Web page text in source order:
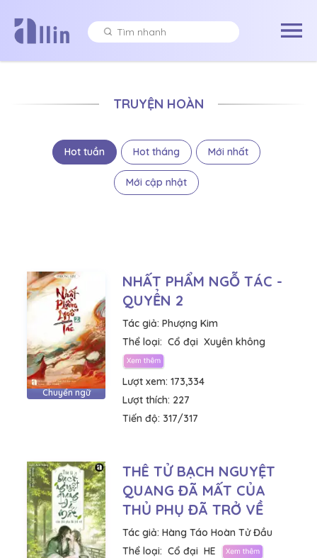
TRUYỆN HOÀN
Hot tuần Hot tháng Mới nhất
Mới cập nhật
Chuyển ngữ
NHẤT PHẨM NGỖ TÁC -
QUYỂN 2
Tác giả: Phượng Kim
Thể loại: Cổ đại Xuyên không
Lượt xem: 173,334
Lượt thích: 227
Tiến độ: 317/317
THÊ TỬ BẠCH NGUYỆT
QUANG ĐÃ MẤT CỦA
THỦ PHỤ ĐÃ TRỞ VỀ
Tác giả: Hàng Táo Hoàn Tử Đầu
Thể loại: Cổ đại HE